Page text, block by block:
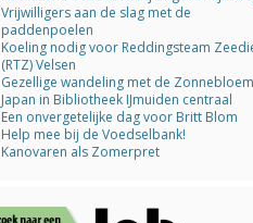
Vrijwilligers aan de slag met de
paddenpoelen
Koeling nodig voor Reddingsteam
(RTZ) Velsen
Gezellige wandeling met de Zonnebloem
Japan in Bibliotheek IJmuiden centraal
Een onvergetelijke dag voor Britt Blom
Help mee bij de Voedselbank!
Kanovaren als Zomerpret